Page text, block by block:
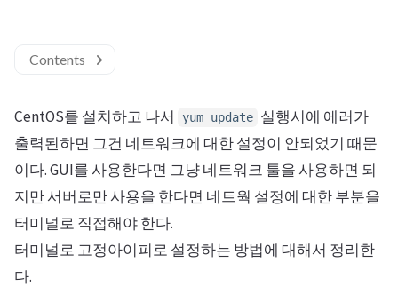
Contents
CentOS를 설치하고 나서 yum update 실행시에 에러가
출력된하면 그건 네트워크에 대한 설정이 안되었기 때문
이다. GUI를 사용한다면 그냥 네트워크 툴을 사용하면 되
지만 서버로만 사용을 한다면 네트웍 설정에 대한 부분을
터미널로 직접해야 한다.
터미널로 고정아이피로 설정하는 방법에 대해서 정리한
다.